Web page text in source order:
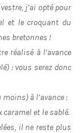
j’ai opté pour
et le croquant du
bretonnes !
réalisé à l’avance
: vous serez donc
à l’avance :
caramel et le sablé.
il ne reste plus